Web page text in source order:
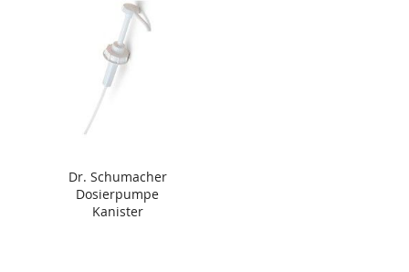
Dr. Schumacher
Dosierpumpe
Kanister